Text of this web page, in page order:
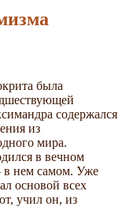
была
содержался
из
мира.
в вечном
в нем самом. Уже
основой всех
учил он, из